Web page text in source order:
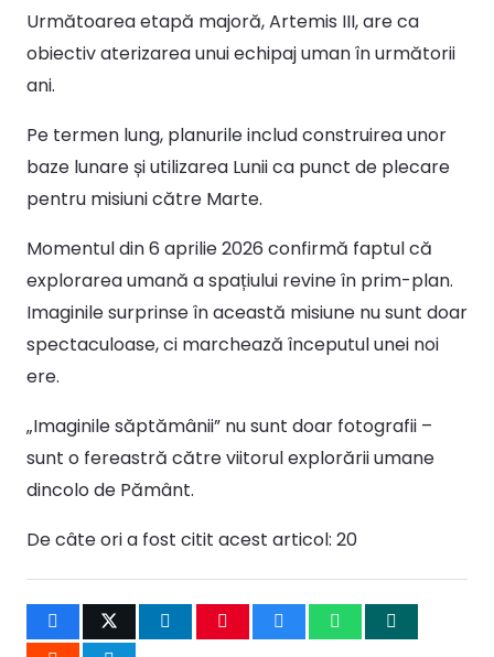
Următoarea etapă majoră, Artemis III, are ca
obiectiv aterizarea unui echipaj uman în următorii
ani.
Pe termen lung, planurile includ construirea unor
baze lunare și utilizarea Lunii ca punct de plecare
pentru misiuni către Marte.
Momentul din 6 aprilie 2026 confirmă faptul că
explorarea umană a spațiului revine în prim-plan.
Imaginile surprinse în această misiune nu sunt doar
spectaculoase, ci marchează începutul unei noi
ere.
„Imaginile săptămânii” nu sunt doar fotografii –
sunt o fereastră către viitorul explorării umane
dincolo de Pământ.
De câte ori a fost citit acest articol: 20